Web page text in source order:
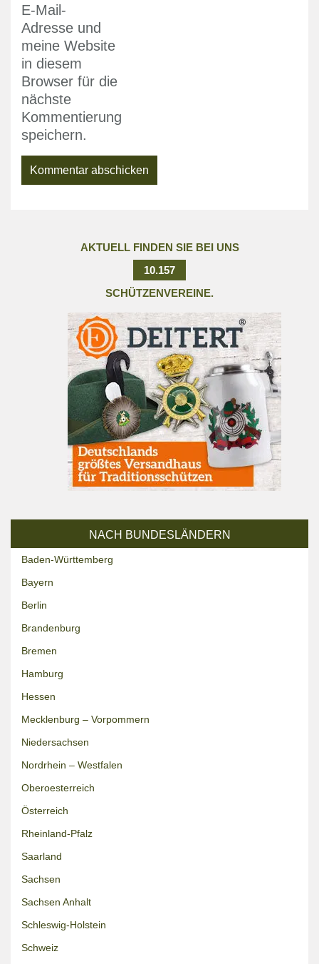
E-Mail-
Adresse und
meine Website
in diesem
Browser für die
nächste
Kommentierung
speichern.
AKTUELL FINDEN SIE BEI UNS
10.157
SCHÜTZENVEREINE.
NACH BUNDESLÄNDERN
Baden-Württemberg
Bayern
Berlin
Brandenburg
Bremen
Hamburg
Hessen
Mecklenburg – Vorpommern
Niedersachsen
Nordrhein – Westfalen
Oberoesterreich
Österreich
Rheinland-Pfalz
Saarland
Sachsen
Sachsen Anhalt
Schleswig-Holstein
Schweiz